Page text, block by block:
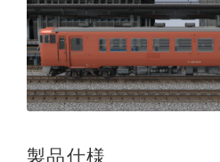
製品仕様